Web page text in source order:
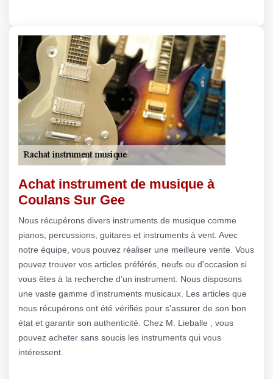
Achat instrument de musique à
Coulans Sur Gee
Nous récupérons divers instruments de musique comme
pianos, percussions, guitares et instruments à vent. Avec
notre équipe, vous pouvez réaliser une meilleure vente. Vous
pouvez trouver vos articles préférés, neufs ou d'occasion si
vous êtes à la recherche d’un instrument. Nous disposons
une vaste gamme d’instruments musicaux. Les articles que
nous récupérons ont été vérifiés pour s'assurer de son bon
état et garantir son authenticité. Chez M. Lieballe , vous
pouvez acheter sans soucis les instruments qui vous
intéressent.